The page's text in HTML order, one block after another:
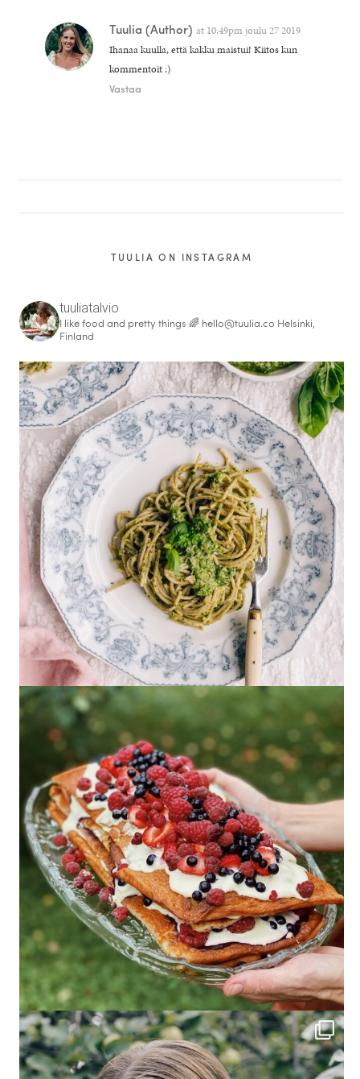
Tuulia (Author) at 10:49pm joulu 27 2019
Ihanaa kuulla, että kakku maistui! Kiitos kun
kommentoit :)
Vastaa
TUULIA ON INSTAGRAM
tuuliatalvio
I like food and pretty things 🌈 hello@tuulia.co Helsinki,
Finland